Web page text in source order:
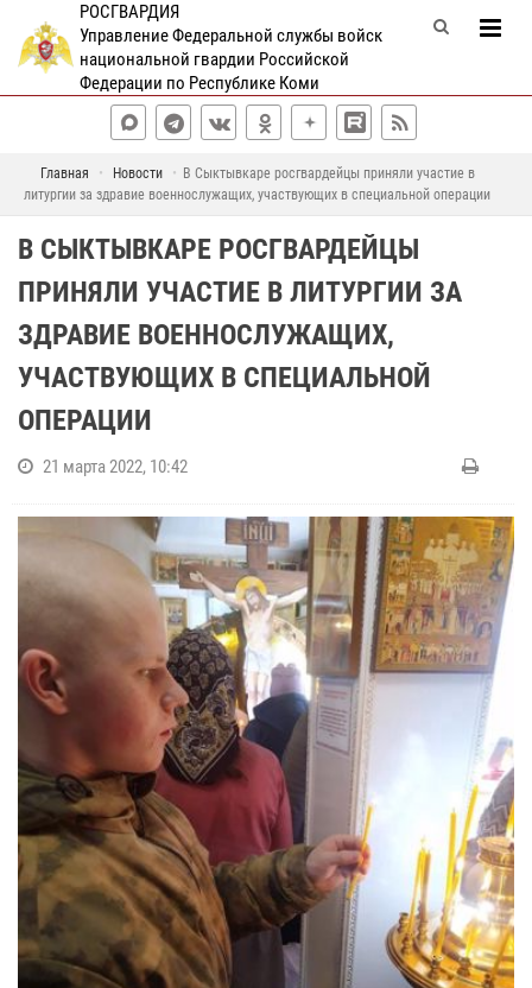
РОСГВАРДИЯ
Управление Федеральной службы войск
национальной гвардии Российской
Федерации по Республике Коми
Главная Новости
В Сыктывкаре росгвардейцы приняли участие в
литургии за здравие военнослужащих, участвующих в специальной операции
В СЫКТЫВКАРЕ РОСГВАРДЕЙЦЫ
ПРИНЯЛИ УЧАСТИЕ В ЛИТУРГИИ ЗА
ЗДРАВИЕ ВОЕННОСЛУЖАЩИХ,
УЧАСТВУЮЩИХ В СПЕЦИАЛЬНОЙ
ОПЕРАЦИИ
21 марта 2022, 10:42